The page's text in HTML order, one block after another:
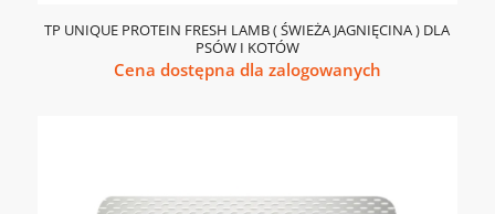
TP UNIQUE PROTEIN FRESH LAMB ( ŚWIEŻA JAGNIĘCINA ) DLA
PSÓW I KOTÓW
Cena dostępna dla zalogowanych